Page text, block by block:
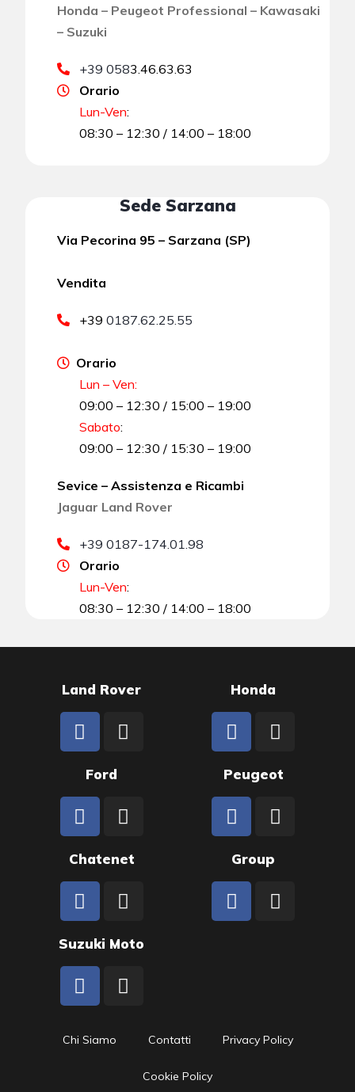
Honda – Peugeot Professional – Kawasaki
– Suzuki
+39 0583.46.63.63
Orario
Lun-Ven:
08:30 – 12:30 / 14:00 – 18:00
Sede Sarzana
Via Pecorina 95 – Sarzana (SP)
Vendita
+390187.62.25.55
Orario
Lun – Ven:
09:00 – 12:30 / 15:00 – 19:00
Sabato:
09:00 – 12:30 / 15:30 – 19:00
Sevice – Assistenza e Ricambi
Jaguar Land Rover
+39 0187-174.01.98
Orario
Lun-Ven:
08:30 – 12:30 / 14:00 – 18:00
Land Rover Honda
Ford Peugeot
Chatenet Group
Suzuki Moto
Chi Siamo Contatti Privacy Policy
Cookie Policy